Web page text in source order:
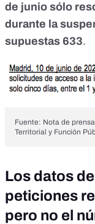
de junio sólo
durante la
supuestas 633.
Fuente: Nota de
Territorial y Función
Los datos
peticiones
pero no el